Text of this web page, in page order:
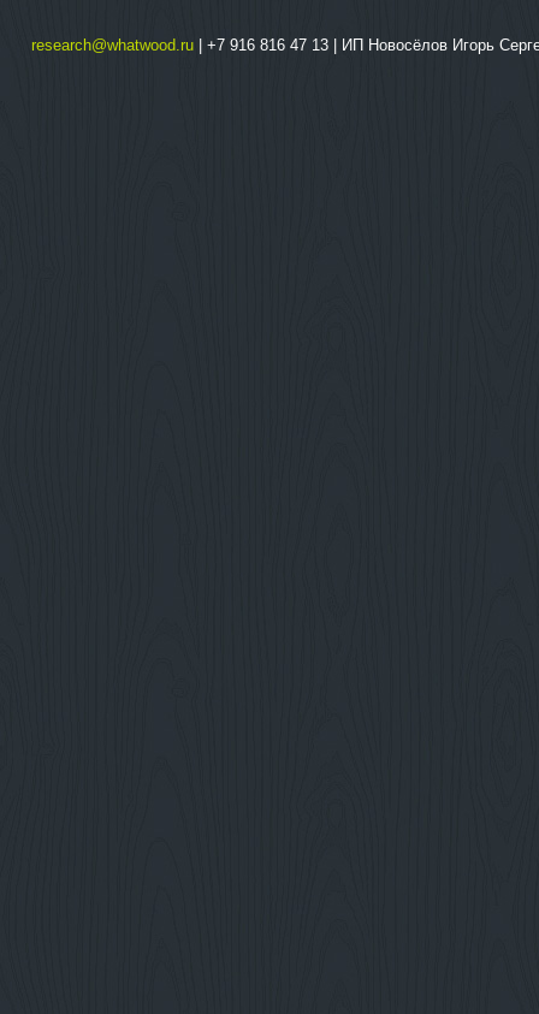
research@whatwood.ru | +7 916 816 47 13 | ИП Новосёлов Игорь